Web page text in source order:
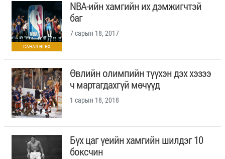
NBA-ийн хамгийн их дэмжигчтэй
баг
7 сарын 18, 2017
Өвлийн олимпийн түүхэн дэх хэзээ
ч мартагдахгүй мөчүүд
1 сарын 18, 2018
Бүх цаг үеийн хамгийн шилдэг 10
боксчин